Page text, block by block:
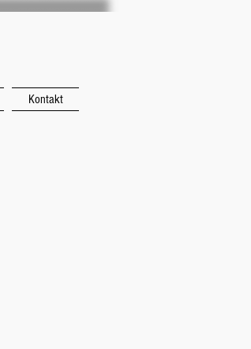
Kontakt